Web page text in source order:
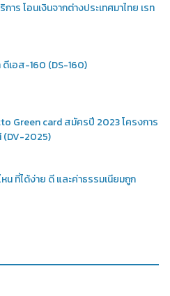
าร โอนเงินจากต่างประเทศมาไทย เรท
ดีเอส-160 (DS-160)
Green card สมัครปี 2023 โครงการ
(DV-2025)
น ที่ได้ง่าย ดี และค่าธรรมเนียมถูก